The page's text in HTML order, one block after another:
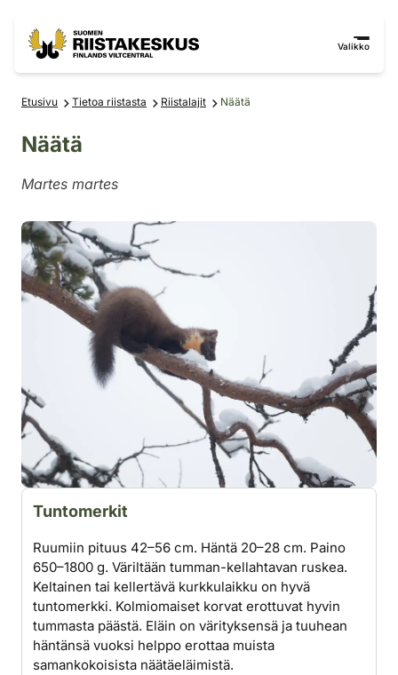
Valikko
Etusivu Tietoa riistasta Riistalajit Näätä
Näätä
Martes martes
Tuntomerkit
Ruumiin pituus 42–56 cm. Häntä 20–28 cm. Paino
650–1800 g. Väriltään tumman-kellahtavan ruskea.
Keltainen tai kellertävä kurkkulaikku on hyvä
tuntomerkki. Kolmiomaiset korvat erottuvat hyvin
tummasta päästä. Eläin on värityksensä ja tuuhean
häntänsä vuoksi helppo erottaa muista
samankokoisista näätäeläimistä.